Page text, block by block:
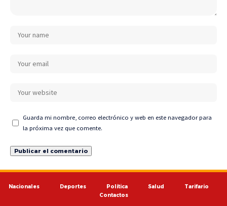
Guarda mi nombre, correo electrónico y web en este navegador para
la próxima vez que comente.
Nacionales Deportes Política Salud
Tarifario
Contactos